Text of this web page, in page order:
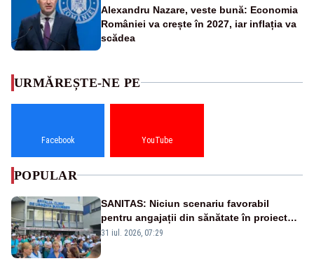
Alexandru Nazare, veste bună: Economia
României va crește în 2027, iar inflația va
scădea
URMĂREȘTE-NE PE
Facebook YouTube
POPULAR
SANITAS: Niciun scenariu favorabil
pentru angajații din sănătate în proiectul
Legii salarizării
31 iul. 2026, 07:29